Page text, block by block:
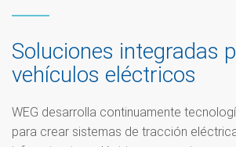
Soluciones integradas
vehículos eléctricos
WEG desarrolla continuamente
para crear sistemas de tracción